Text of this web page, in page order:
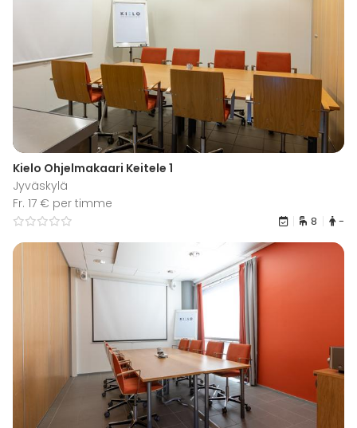
Kielo Ohjelmakaari Keitele 1
Jyväskylä
Fr. 17 € per timme
8 -